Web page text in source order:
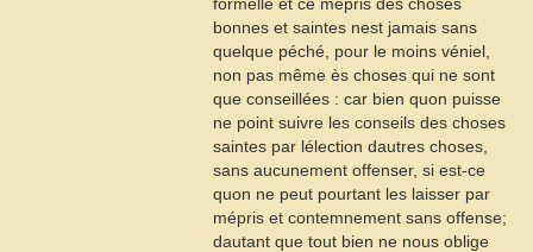
bonnes et saintes nest jamais sans
quelque péché, pour le moins véniel,
non pas même ès choses qui ne sont
que conseillées : car bien quon puisse
ne point suivre les conseils des choses
saintes par lélection dautres choses,
sans aucunement offenser, si est-ce
quon ne peut pourtant les laisser par
mépris et contemnement sans offense;
dautant que tout bien ne nous oblige